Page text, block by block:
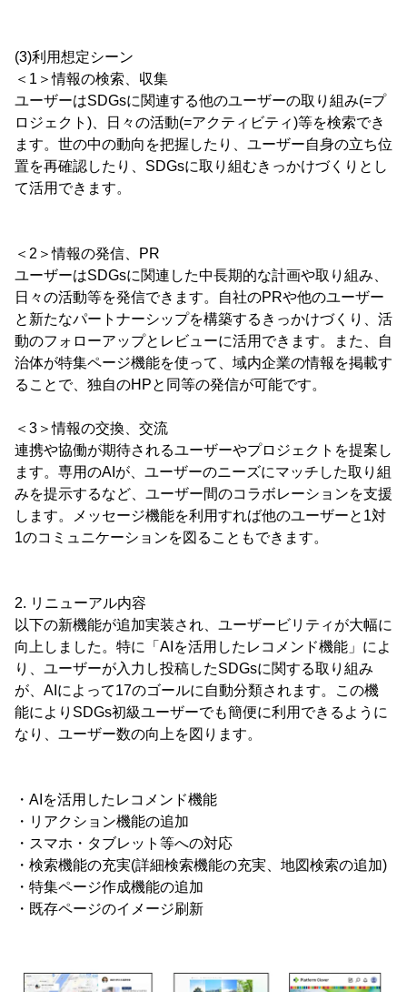
(3)利用想定シーン
＜1＞情報の検索、収集
ユーザーはSDGsに関連する他のユーザーの取り組み(=プ
ロジェクト)、日々の活動(=アクティビティ)等を検索でき
ます。世の中の動向を把握したり、ユーザー自身の立ち位
置を再確認したり、SDGsに取り組むきっかけづくりとし
て活用できます。
＜2＞情報の発信、PR
ユーザーはSDGsに関連した中長期的な計画や取り組み、
日々の活動等を発信できます。自社のPRや他のユーザー
と新たなパートナーシップを構築するきっかけづくり、活
動のフォローアップとレビューに活用できます。また、自
治体が特集ページ機能を使って、域内企業の情報を掲載す
ることで、独自のHPと同等の発信が可能です。
＜3＞情報の交換、交流
連携や協働が期待されるユーザーやプロジェクトを提案し
ます。専用のAIが、ユーザーのニーズにマッチした取り組
みを提示するなど、ユーザー間のコラボレーションを支援
します。メッセージ機能を利用すれば他のユーザーと1対
1のコミュニケーションを図ることもできます。
2. リニューアル内容
以下の新機能が追加実装され、ユーザービリティが大幅に
向上しました。特に「AIを活用したレコメンド機能」によ
り、ユーザーが入力し投稿したSDGsに関する取り組み
が、AIによって17のゴールに自動分類されます。この機
能によりSDGs初級ユーザーでも簡便に利用できるように
なり、ユーザー数の向上を図ります。
・AIを活用したレコメンド機能
・リアクション機能の追加
・スマホ・タブレット等への対応
・検索機能の充実(詳細検索機能の充実、地図検索の追加)
・特集ページ作成機能の追加
・既存ページのイメージ刷新